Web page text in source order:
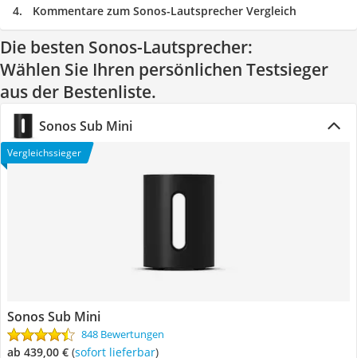
Kommentare zum Sonos-Lautsprecher Vergleich
Die besten Sonos-Lautsprecher:
Wählen Sie Ihren persönlichen Testsieger
aus der Bestenliste.
Sonos Sub Mini
Vergleichssieger
Sonos Sub Mini
848 Bewertungen
ab 439,00 € ( Sofort lieferbar)